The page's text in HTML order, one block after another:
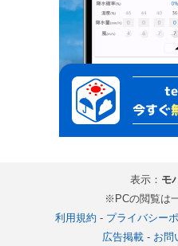
表示： モ
※PCの閲覧は
利用規約 - プライバシー
広告掲載- お問